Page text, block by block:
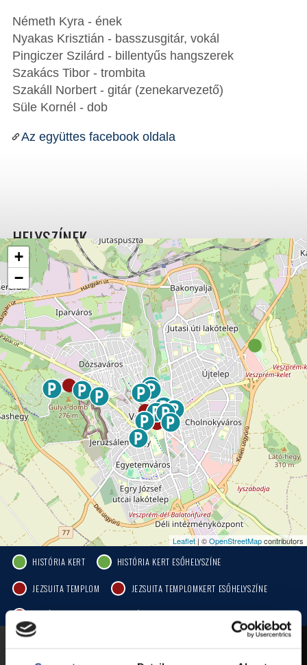
Németh Kyra - ének
Nyakas Krisztián - basszusgitár, vokál
Pingiczer Szilárd - billentyűs hangszerek
Szakács Tibor - trombita
Szakáll Norbert - gitár (zenekarvezető)
Süle Kornél - dob
Az együttes facebook oldala
+
−
Leaflet| ©OpenStreetMapcontributors
HELYSZÍNEK
HISTÓRIA KERT HISTÓRIA KERT ESŐHELYSZÍNE
JEZSUITA TEMPLOM JEZSUITA TEMPLOMKERT ESŐHELYSZÍNE
ROZÉ, RIZLING, JAZZ FESZTIVÁL